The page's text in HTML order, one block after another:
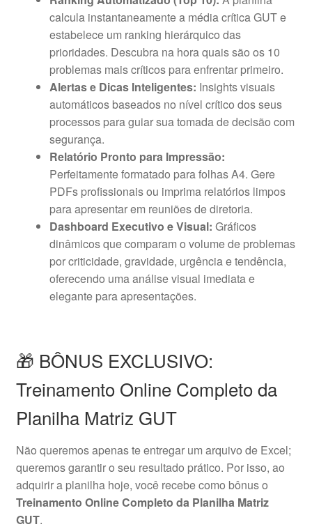
calcula instantaneamente a média crítica GUT e
estabelece um ranking hierárquico das
prioridades. Descubra na hora quais são os 10
problemas mais críticos para enfrentar primeiro.
Alertas e Dicas Inteligentes: Insights visuais
automáticos baseados no nível crítico dos seus
processos para guiar sua tomada de decisão com
segurança.
Relatório Pronto para Impressão:
Perfeitamente formatado para folhas A4. Gere
PDFs profissionais ou imprima relatórios limpos
para apresentar em reuniões de diretoria.
Dashboard Executivo e Visual: Gráficos
dinâmicos que comparam o volume de problemas
por criticidade, gravidade, urgência e tendência,
oferecendo uma análise visual imediata e
elegante para apresentações.
🎁 BÔNUS EXCLUSIVO:
Treinamento Online Completo da
Planilha Matriz GUT
Não queremos apenas te entregar um arquivo de Excel;
queremos garantir o seu resultado prático. Por isso, ao
adquirir a planilha hoje, você recebe como bônus o
Treinamento Online Completo da Planilha Matriz
GUT.